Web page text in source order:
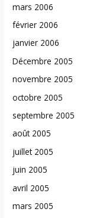
mars 2006
février 2006
janvier 2006
Décembre 2005
novembre 2005
octobre 2005
septembre 2005
août 2005
juillet 2005
juin 2005
avril 2005
mars 2005